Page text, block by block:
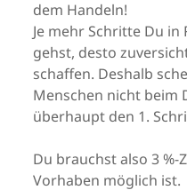
dem Handeln!
Je mehr Schritte Du in
gehst, desto
schaffen. Deshalb
Menschen nicht beim
überhaupt den 1.
Du brauchst also 3 %-
Vorhaben möglich ist.